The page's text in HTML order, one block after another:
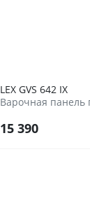
LEX GVS 642 IX
Варочная панель
15 390